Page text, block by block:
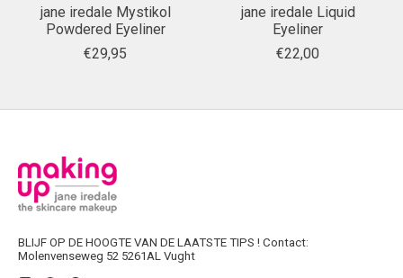
jane iredale Mystikol
Powdered Eyeliner
€29,95
jane iredale Liquid
Eyeliner
€22,00
BLIJF OP DE HOOGTE VAN DE LAATSTE TIPS ! Contact:
Molenvenseweg 52 5261AL Vught